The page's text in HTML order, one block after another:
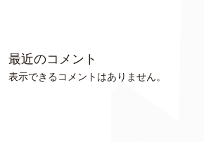
最近のコメント
表示できるコメントはありません。